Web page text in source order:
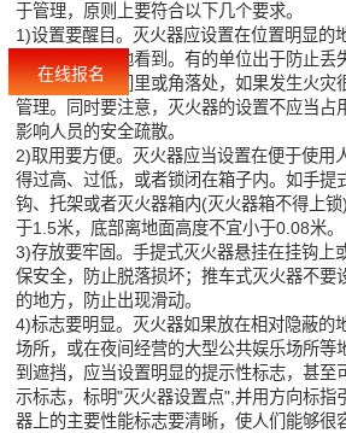
于管理，原则上要符合以下几个要求。
1)设置要醒目。灭火器应设置在位置明显的
们可以很容易地看到。有的单位出于防止丢
比较隐蔽的房间里或角落处，如果发生火灾
管理。同时要注意，灭火器的设置不应当占
影响人员的安全疏散。
2)取用要方便。灭火器应当设置在便于使用
得过高、过低，或者锁闭在箱子内。如手提
钩、托架或者灭火器箱内(灭火器箱不得上
于1.5米，底部离地面高度不宜小于0.08米。
3)存放要牢固。手提式灭火器悬挂在挂钩上
保安全，防止脱落损坏；推车式灭火器不要
的地方，防止出现滑动。
4)标志要明显。灭火器如果放在相对隐蔽的
场所，或在夜间经营的大型公共娱乐场所等
到遮挡，应当设置明显的提示性标志，甚至
示标志，标明"灭火器设置点",并用方向标指
器上的主要性能标志要清晰，使人们能够很
在线报名